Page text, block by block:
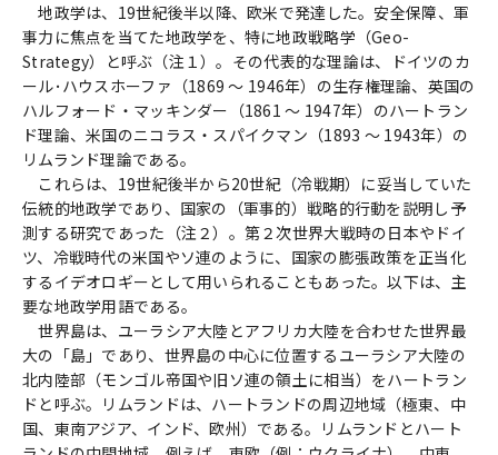
地政学は、19世紀後半以降、欧米で発達した。安全保障、軍
事力に焦点を当てた地政学を、特に地政戦略学（Geo-
Strategy）と呼ぶ（注１）。その代表的な理論は、ドイツのカ
ール･ハウスホーファ（1869 ～ 1946年）の生存権理論、英国の
ハルフォード・マッキンダー（1861 ～ 1947年）のハートラン
ド理論、米国のニコラス・スパイクマン（1893 ～ 1943年）の
リムランド理論である。
これらは、19世紀後半から20世紀（冷戦期）に妥当していた
伝統的地政学であり、国家の（軍事的）戦略的行動を説明し予
測する研究であった（注２）。第２次世界大戦時の日本やドイ
ツ、冷戦時代の米国やソ連のように、国家の膨張政策を正当化
するイデオロギーとして用いられることもあった。以下は、主
要な地政学用語である。
世界島は、ユーラシア大陸とアフリカ大陸を合わせた世界最
大の「島」であり、世界島の中心に位置するユーラシア大陸の
北内陸部（モンゴル帝国や旧ソ連の領土に相当）をハートラン
ドと呼ぶ。リムランドは、ハートランドの周辺地域（極東、中
国、東南アジア、インド、欧州）である。リムランドとハート